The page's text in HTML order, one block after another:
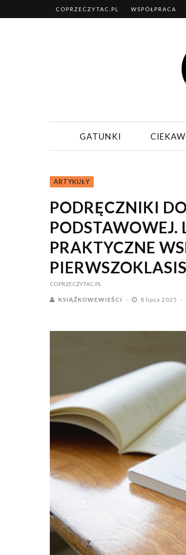
COPRZECZYTAC.PL WSPÓŁPRACA
GATUNKI
ARTYKUŁY
PODRĘCZNIKI
PODSTAWOWEJ.
PRAKTYCZNE
COPRZECZYTAC.PL
KSIĄŻKOWEWIEŚCI 8 lipca 2025